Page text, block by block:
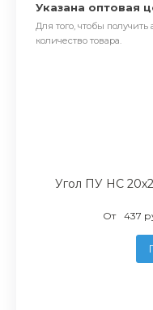
Указана оптовая
Для того, чтобы
количество товара.
Угол ПУ НС
От 437